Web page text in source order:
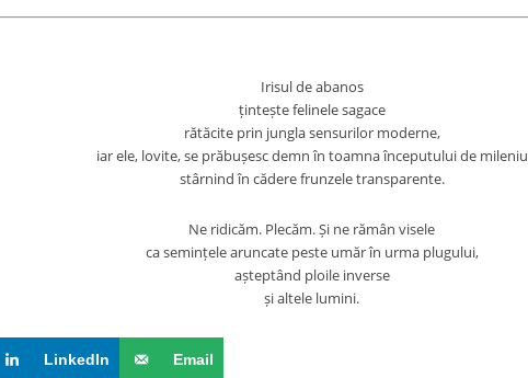
Irisul de abanos
țintește felinele sagace
rătăcite prin jungla sensurilor moderne,
iar ele, lovite, se prăbușesc demn în toamna începutului de mileniu
stârnind în cădere frunzele transparente.
Ne ridicăm. Plecăm. Și ne rămân visele
ca semințele aruncate peste umăr în urma plugului,
așteptând ploile inverse
și altele lumini.
LinkedIn Email